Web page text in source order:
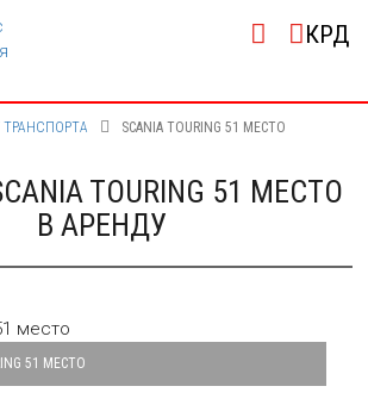
КРД
ТРАНСПОРТА SCANIA TOURING 51 МЕСТО
TOURING 51 МЕСТО
В АРЕНДУ
51 МЕСТО